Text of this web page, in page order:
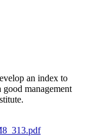
an index to
good management